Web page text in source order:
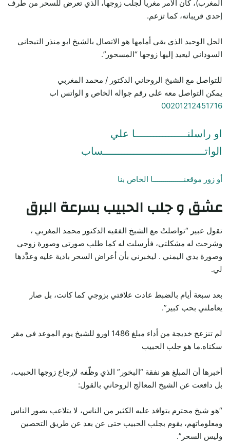
المغرب)، كان الأمر مغريا لجلب زوجها، الذي تعرض للسحر من طرف
إحدى قريباته، كما تزعم.
الحل الوحيد الذي بقي أمامها هو الاتصال بالشيخ ابو منذر التيجاني
السوداني ليعيد إليها زوجها “المسحور”.
للتواصل مع الشيخ الروحاني الدكتور / محمد المغربي
يمكن التواصل معه على رقم جواله الخاص و الواتس اب
00201212451716
او راسلنـــــــــــــــــا علي
الواتـــــــــــــــــــــــــــــــــساب
أو زور موقعنـــــــــــــــا الخاص بنا
عشق و جلب الحبيب بسرعة البرق
تقول عبير “تواصلتُ مع الشيخ الفقيه الدكتور محمد المغربي ،
وشرحت له مشكلتي، فأرسلت له كما طلب صورتي وصورة زوجي
وصورة يدي اليمني . ليخبرني بأن أعراض السحر بادية عليه وعدَّدها
لي.
بعد سبعة أيام بالضبط عادت علاقتي بزوجي كما كانت، بل صار
يعاملني بحب كبير”.
لم تنزعج خديجة من أداء مبلغ 1486 اورو للشيخ يوم الموعد في مقر
سكناه.ما هو جلب الحبيب
أخبرها أن المبلغ هو نفقة “البخور” الذي وظّفه لإرجاع زوجها الحبيب،
بل دافعت عن الشيخ المعالج الروحاني بالقول:
“هو شيخ محترم يتوافد عليه الكثير من الناس، لا يتلاعب بصور الناس
ومعلوماتهم، يقوم بجلب الحبيب حتى عن بعد عن طريق التحصين
وليس السحر”.